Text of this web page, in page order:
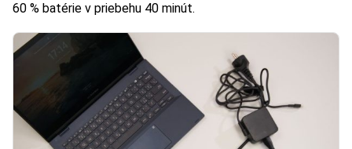
60 % batérie v priebehu 40 minút.